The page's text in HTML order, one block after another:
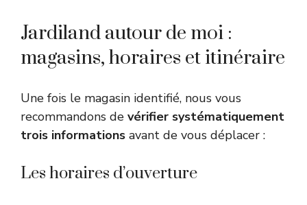
Jardiland autour de moi :
magasins, horaires et itinéraire
Une fois le magasin identifié, nous vous
recommandons de vérifier systématiquement
trois informations avant de vous déplacer :
Les horaires d’ouverture